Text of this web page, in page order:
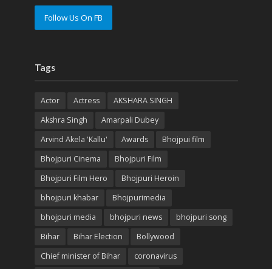
Follow Us On FB
Tags
Actor Actress
AKSHARA SINGH
Akshra Singh
Amarpali Dubey
Arvind Akela 'Kallu'
Awards
Bhojpui film
Bhojpuri Cinema
Bhojpuri Film
Bhojpuri Film Hero
Bhojpuri Heroin
bhojpuri khabar
Bhojpurimedia
bhojpuri media
bhojpuri news
bhojpuri song
Bihar
Bihar Election
Bollywood
Chief minister of Bihar
coronavirus